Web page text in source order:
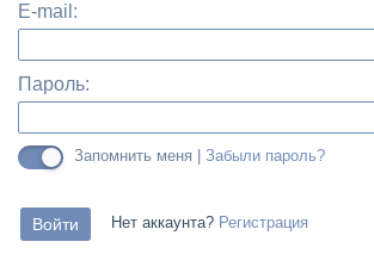
E-mail:
Пароль:
Запомнить меня | Забыли пароль?
Нет аккаунта? Регистрация